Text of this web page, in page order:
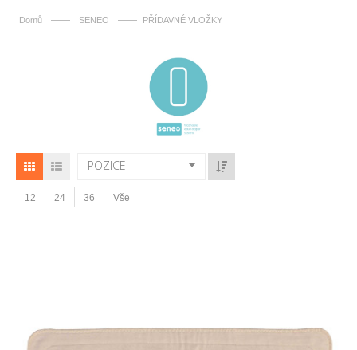
Domů —— SENEO —— PŘÍDAVNÉ VLOŽKY
POZICE
12 24 36 Vše